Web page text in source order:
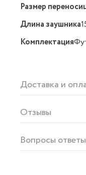
Размер
Длина заушника
Комплектация
Доставка и
Отзывы
Вопросы ответы